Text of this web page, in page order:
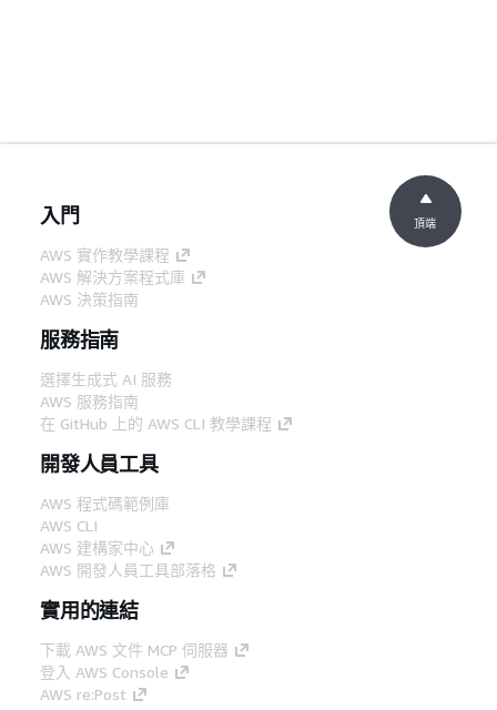
入門
AWS 實作教學課程
AWS 解決方案程式庫
AWS 決策指南
服務指南
選擇生成式 AI 服務
AWS 服務指南
在 GitHub 上的 AWS CLI 教學課程
開發人員工具
AWS 程式碼範例庫
AWS CLI
AWS 建構家中心
AWS 開發人員工具部落格
實用的連結
下載 AWS 文件 MCP 伺服器
登入 AWS Console
AWS re:Post
頂端